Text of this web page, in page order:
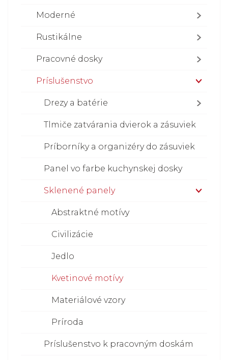
Moderné
Rustikálne
Pracovné dosky
Príslušenstvo
Drezy a batérie
Tlmiče zatvárania dvierok a zásuviek
Príborníky a organizéry do zásuviek
Panel vo farbe kuchynskej dosky
Sklenené panely
Abstraktné motívy
Civilizácie
Jedlo
Kvetinové motívy
Materiálové vzory
Príroda
Príslušenstvo k pracovným doskám